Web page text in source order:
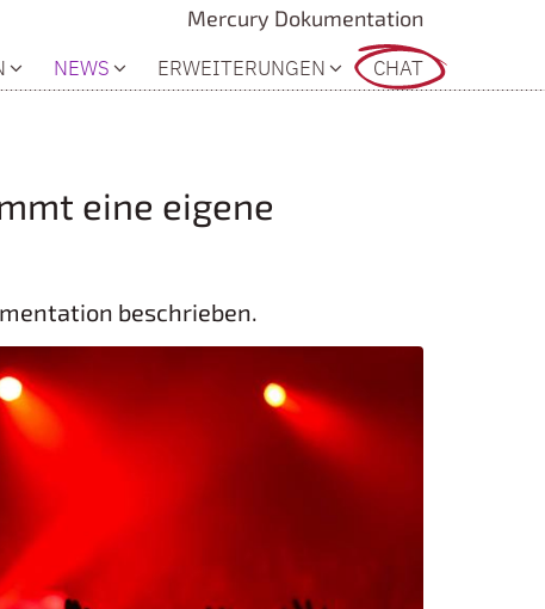
Mercury Dokumentation
NEWS ERWEITERUNGEN CHAT
eine eigene
beschrieben.